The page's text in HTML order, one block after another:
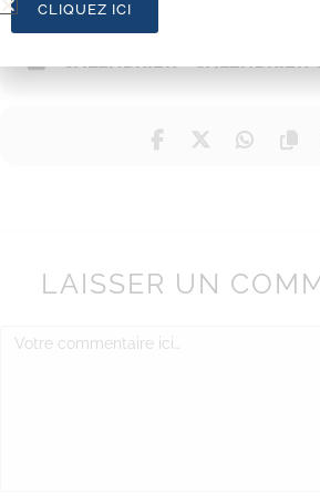
CALENDRIER CALENDRIER
LAISSER UN
CLIQUEZ ICI